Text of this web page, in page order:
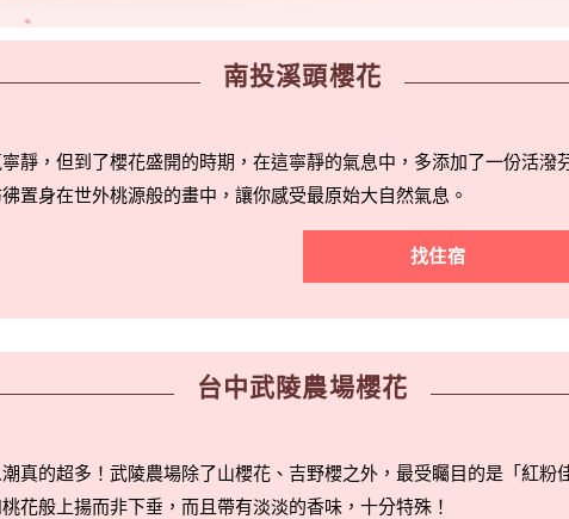
南投溪頭櫻花
靜，但到了櫻花盛開的時期，在這寧靜的氣息中，多添加了一份活潑
置身在世外桃源般的畫中，讓你感受最原始大自然氣息。
找住宿
台中武陵農場櫻花
真的超多！武陵農場除了山櫻花、吉野櫻之外，最受矚目的是「紅粉
花般上揚而非下垂，而且帶有淡淡的香味，十分特殊！